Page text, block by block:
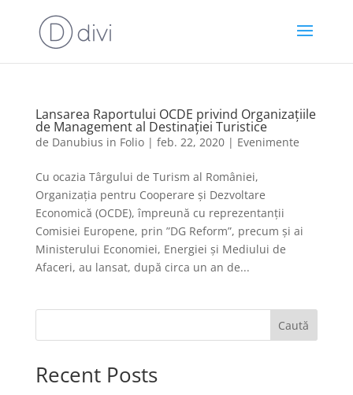
Lansarea Raportului OCDE privind Organizațiile
de Management al Destinației Turistice
de Danubius in Folio| feb. 22, 2020| Evenimente
Cu ocazia Târgului de Turism al României,
Organizația pentru Cooperare și Dezvoltare
Economică (OCDE), împreună cu reprezentanții
Comisiei Europene, prin ”DG Reform”, precum și ai
Ministerului Economiei, Energiei și Mediului de
Afaceri, au lansat, după circa un an de...
Caută
Recent Posts